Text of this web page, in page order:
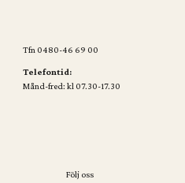
Tfn 0480-46 69 00
Telefontid:
Månd-fred: kl 07.30-17.30
Följ oss